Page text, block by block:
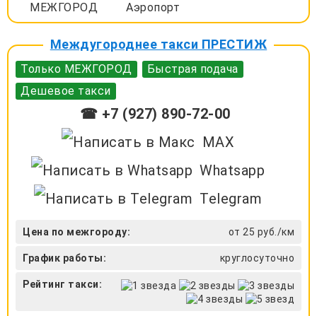
МЕЖГОРОД Аэропорт
Междугороднее такси ПРЕСТИЖ
Только МЕЖГОРОД
Быстрая подача
Дешевое такси
☎ +7 (927) 890-72-00
MAX
Whatsapp
Telegram
Цена по межгороду: от 25 руб./км
График работы: круглосуточно
Рейтинг такси: